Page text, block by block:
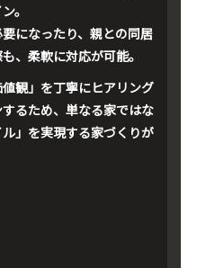
。
になったり、親との同居
、柔軟に対応が可能。
観」を丁寧にヒアリング
るため、単なる家ではな
」を実現する家づくりが